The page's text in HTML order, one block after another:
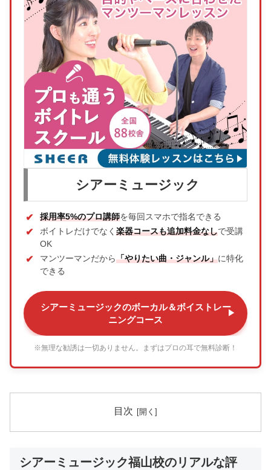
シアーミュージック
採用率5%のプロ講師を毎回スマホで指名できる
ボイトレだけでなく 楽器コースも追加料金なしで受講
OK
マンツーマンだから「やりたい曲・ジャンル」に特化
できる
シアーミュージックのボーカル＆ボイストレー
ニングコース
※無理な勧誘は一切ありません。まずはプロの耳で無料診断！
目次
シアーミュージック福山校のリアルな評